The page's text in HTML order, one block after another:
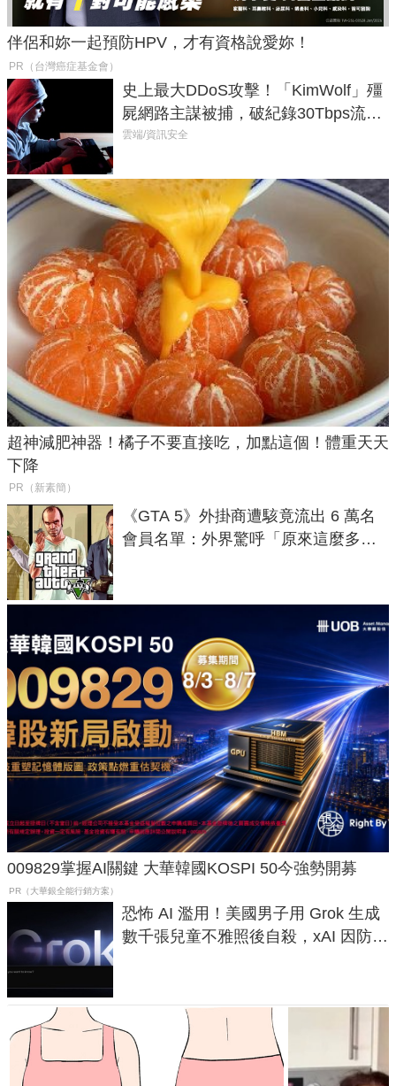
伴侶和妳一起預防HPV，才有資格說愛妳！
PR（台灣癌症基金會）
史上最大DDoS攻擊！「KimWolf」殭
屍網路主謀被捕，破紀錄30Tbps流量
癱瘓全球！
雲端/資訊安全
超神減肥神器！橘子不要直接吃，加點這個！體重天天
下降
PR（新素簡）
《GTA 5》外掛商遭駭竟流出 6 萬名
會員名單：外界驚呼「原來這麼多人
009829掌握AI關鍵 大華韓國KOSPI 50今強勢開募
PR（大華銀全能行銷方案）
恐怖 AI 濫用！美國男子用 Grok 生成
數千張兒童不雅照後自殺，xAI 因防護